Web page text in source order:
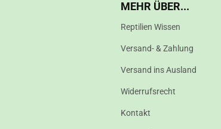
MEHR ÜBER...
Reptilien Wissen
Versand- & Zahlung
Versand ins Ausland
Widerrufsrecht
Kontakt